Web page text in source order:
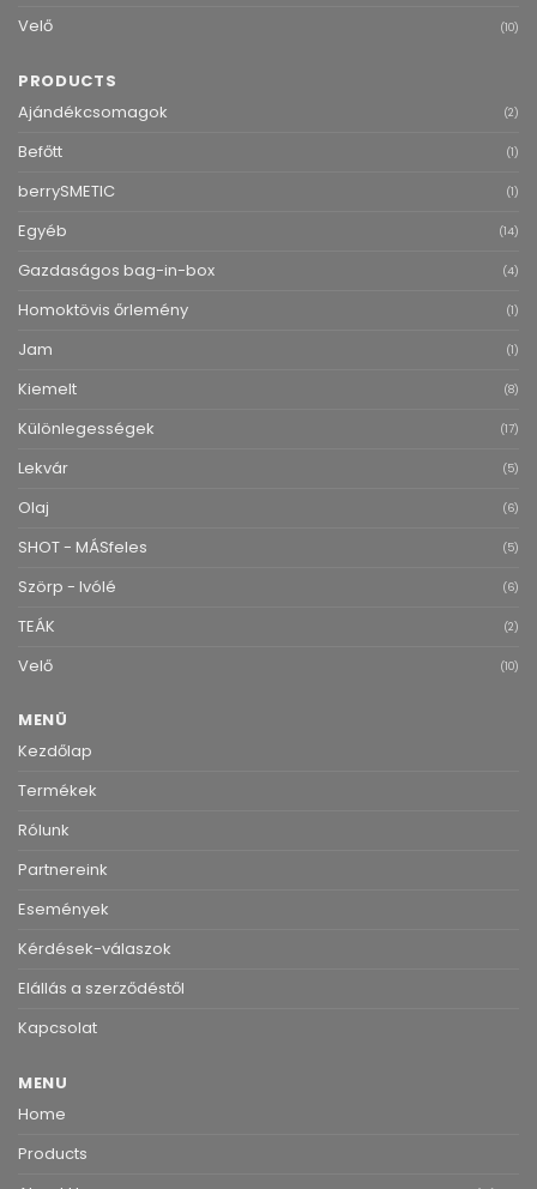
Velő (10)
PRODUCTS
Ajándékcsomagok
(2)
Befőtt (1)
berrySMETIC (1)
Egyéb (14)
Gazdaságos bag-in-box (4)
Homoktövis őrlemény (1)
Jam (1)
Kiemelt (8)
Különlegességek (17)
Lekvár (5)
Olaj (6)
SHOT - MÁSfeles (5)
Szörp - Ivólé (6)
TEÁK (2)
Velő (10)
MENÜ
Kezdőlap
Termékek
Rólunk
Partnereink
Események
Kérdések-válaszok
Elállás a szerződéstől
Kapcsolat
MENU
Home
Products